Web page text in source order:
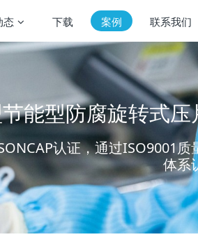
态 下载 案例 联系我们
能型防腐旋转式压
认证，通过ISO9001质
体系